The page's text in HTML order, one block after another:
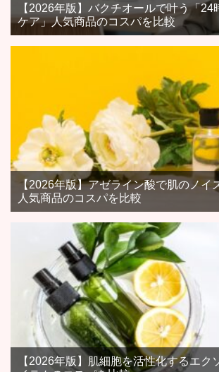
【2026年版】バクチオールで叶う「24
ケア」人気商品のコスパを比較
【2026年版】アゼライン酸で肌のノイ
人気商品のコスパを比較
【2026年版】肌細胞を活性化するエク